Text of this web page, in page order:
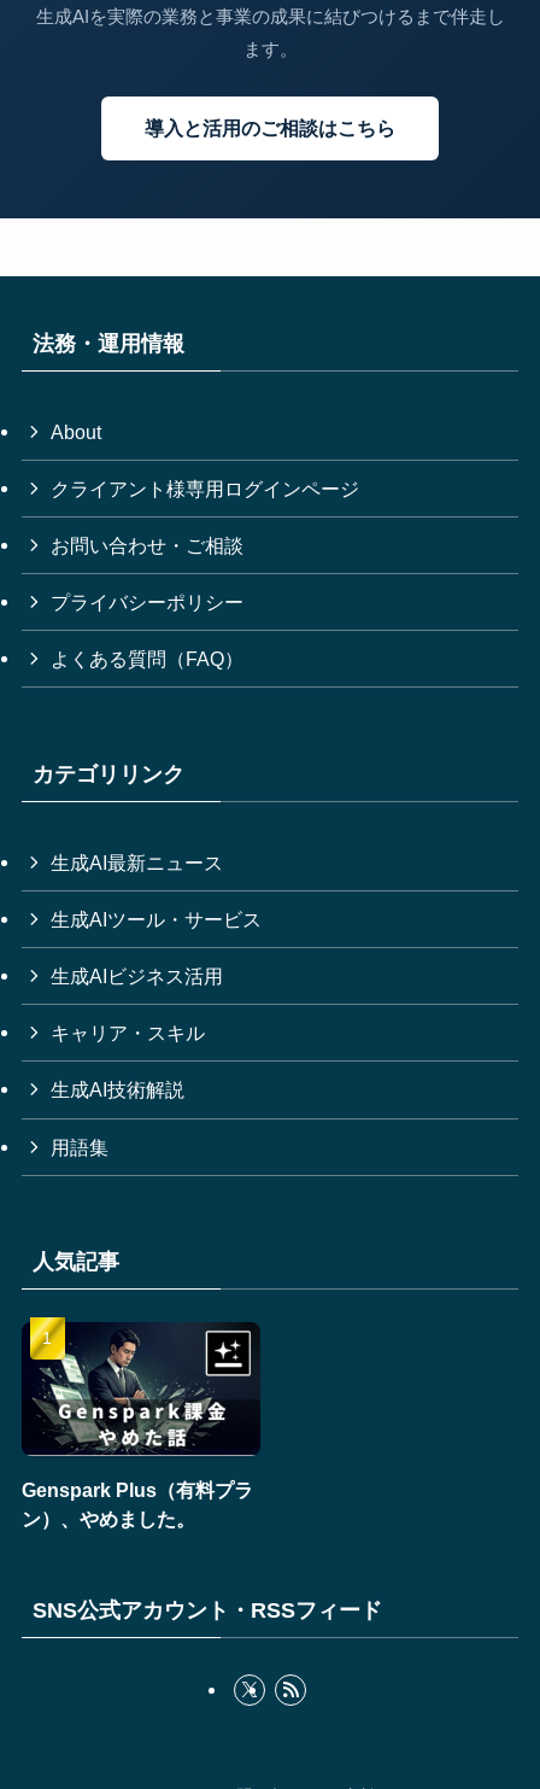
生成AIを実際の業務と事業の成果に結びつけるまで伴走し
ます。
導入と活用のご相談はこちら
法務・運用情報
About
クライアント様専用ログインページ
お問い合わせ・ご相談
プライバシーポリシー
よくある質問（FAQ）
カテゴリリンク
生成AI最新ニュース
生成AIツール・サービス
生成AIビジネス活用
キャリア・スキル
生成AI技術解説
用語集
人気記事
Genspark Plus（有料プラ
ン）、やめました。
SNS公式アカウント・RSSフィード